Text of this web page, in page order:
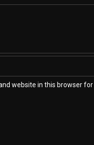
website in this browser